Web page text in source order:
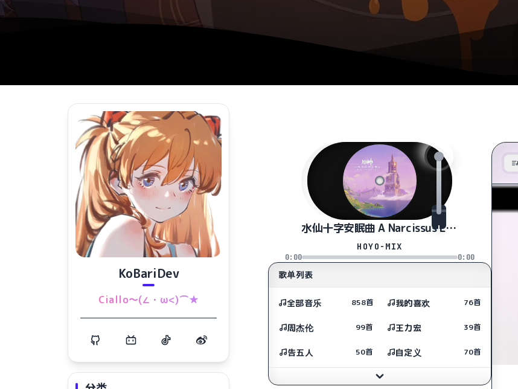
水仙十字安眠曲 A Narcissus Lullaby
HOYO-MIX
0:00 0:00
歌单列表
全部音乐 858首 我的喜欢 76首
周杰伦 99首 王力宏 39首
告五人 50首 自定义 70首
KoBariDev
Ciallo～(∠・ω<)⌒★